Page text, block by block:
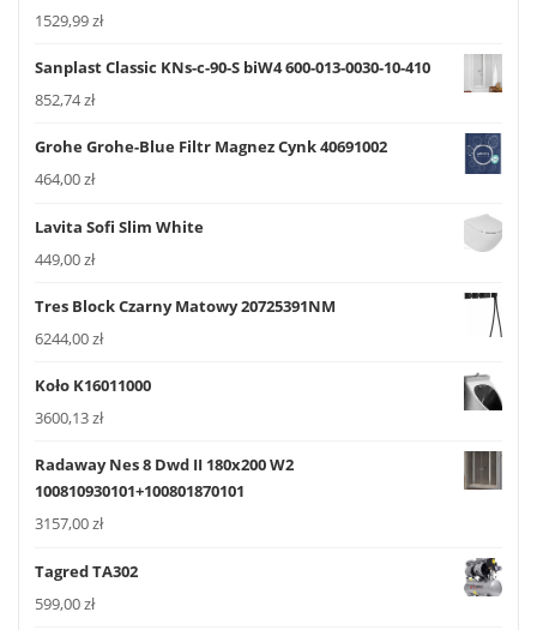
1529,99zł
Sanplast Classic KNs-c-90-S biW4 600-013-0030-10-410
852,74zł
Grohe Grohe-Blue Filtr Magnez Cynk 40691002
464,00zł
Lavita Sofi Slim White
449,00zł
Tres Block Czarny Matowy 20725391NM
6244,00zł
Koło K16011000
3600,13zł
Radaway Nes 8 Dwd II 180x200 W2
100810930101+100801870101
3157,00zł
Tagred TA302
599,00zł